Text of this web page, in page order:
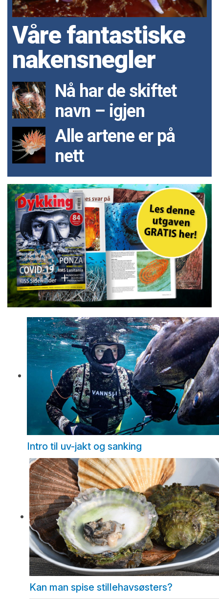
Våre fantastiske
nakensnegler
Nå har de skiftet
navn – igjen
Alle artene er på
nett
Intro til uv-jakt og sanking
Kan man spise stillehavsøsters?